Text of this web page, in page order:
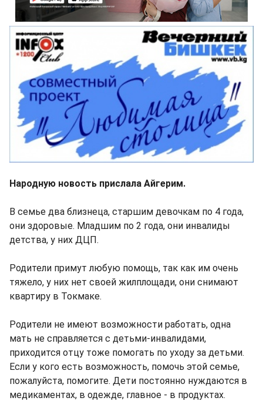
Народную новость прислала Айгерим.
В семье два близнеца, старшим девочкам по 4 года,
они здоровые. Младшим по 2 года, они инвалиды
детства, у них ДЦП.
Родители примут любую помощь, так как им очень
тяжело, у них нет своей жилплощади, они снимают
квартиру в Токмаке.
Родители не имеют возможности работать, одна
мать не справляется с детьми-инвалидами,
приходится отцу тоже помогать по уходу за детьми.
Если у кого есть возможность, помочь этой семье,
пожалуйста, помогите. Дети постоянно нуждаются в
медикаментах, в одежде, главное - в продуктах.